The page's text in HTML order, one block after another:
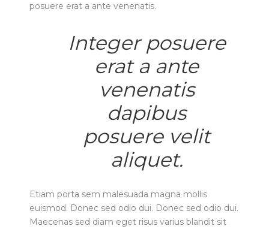
posuere erat a ante venenatis.
Integer posuere
erat a ante
venenatis
dapibus
posuere velit
aliquet.
Etiam porta sem malesuada magna mollis
euismod. Donec sed odio dui. Donec sed odio dui.
Maecenas sed diam eget risus varius blandit sit